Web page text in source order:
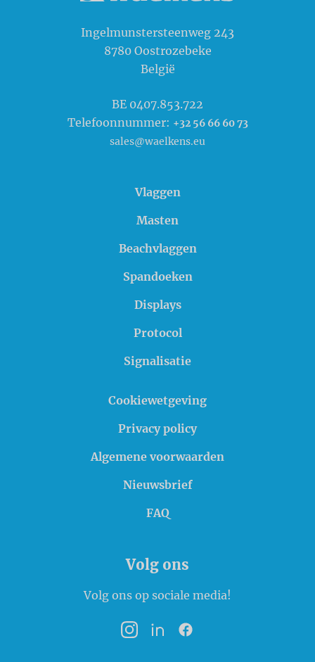
Ingelmunstersteenweg 243
8780 Oostrozebeke
België
BE 0407.853.722
Telefoonnummer: +32 56 66 60 73
sales@waelkens.eu
Vlaggen
Masten
Beachvlaggen
Spandoeken
Displays
Protocol
Signalisatie
Cookiewetgeving
Privacy policy
Algemene voorwaarden
Nieuwsbrief
FAQ
Volg ons
Volg ons op sociale media!
InstagramLinkedInFacebook